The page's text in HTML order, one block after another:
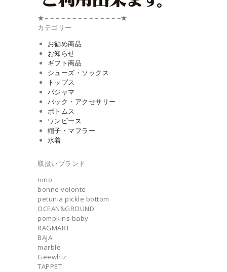
★= = = = = = = = = = = = = =★
カテゴリー
お勧め商品
お知らせ
ギフト商品
シューズ・ソックス
トップス
パジャマ
バック・アクセサリー
ボトムス
ワンピース
帽子・マフラー
水着
取扱いブランド
nino
bonne volonte
petunia pickle bottom
OCEAN&GROUND
pompkins baby
RAGMART
BAJA
marble
Geewhiz
TAPPET